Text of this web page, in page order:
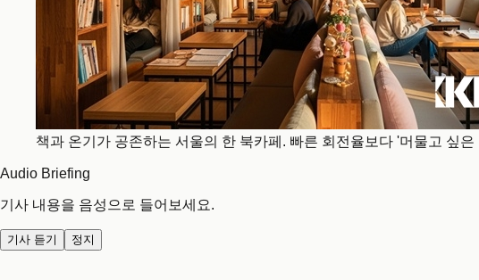
책과 온기가 공존하는 서울의 한 북카페. 빠른 회전율보다 '머물고 싶
Audio Briefing
기사 내용을 음성으로 들어보세요.
기사 듣기 정지